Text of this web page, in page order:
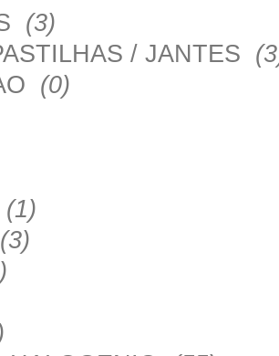
(3)
/ JANTES
(0)
(1)
(3)